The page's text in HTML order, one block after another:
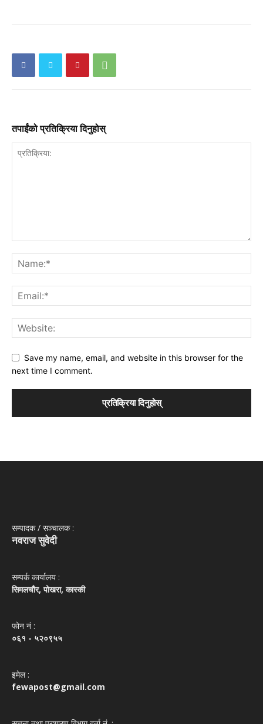
तपाईंको प्रतिक्रिया दिनुहोस्
Save my name, email, and website in this browser for the
next time I comment.
सम्पादक / सञ्‍चालक :
नवराज सुवेदी
सम्पर्क कार्यालय :
सिमलचौर, पोखरा, कास्की
फोन नं‌ :
०६१ - ५२०९५५
इमेल :
fewapost@gmail.com